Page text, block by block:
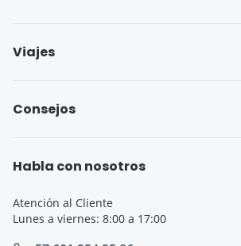
Blog
Seguro cobertura básica
Viajes
Seguro de Viaje para Embarazadas
Seguro de Viaje Cruceros
Consejos
SOAT
Habla con nosotros
Atención al Cliente
Lunes a viernes: 8:00 a 17:00